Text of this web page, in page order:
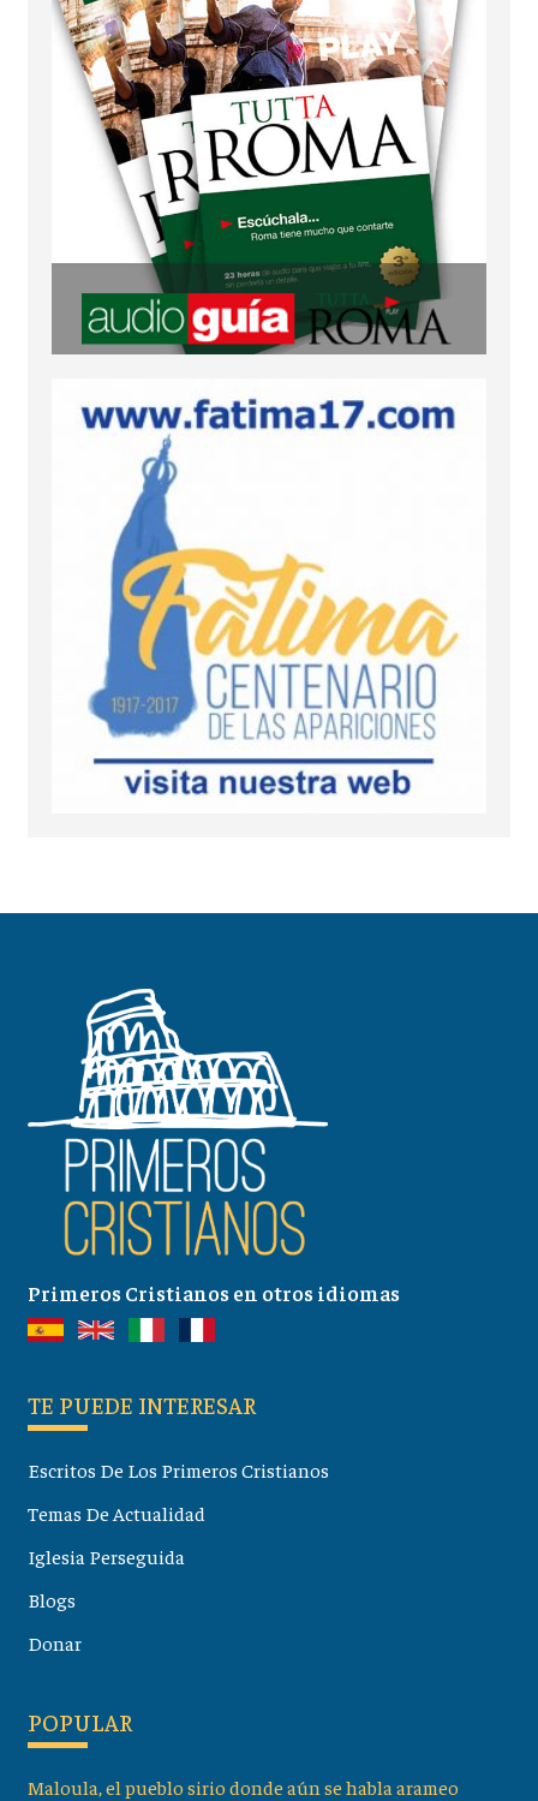
Primeros Cristianos en otros idiomas
TE PUEDE INTERESAR
Escritos De Los Primeros Cristianos
Temas De Actualidad
Iglesia Perseguida
Blogs
Donar
POPULAR
Maloula, el pueblo sirio donde aún se habla arameo